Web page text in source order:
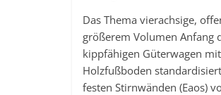
Das Thema vierachsige,
größerem Volumen Anfang
kippfähigen Güterwagen
Holzfußboden
festen Stirnwänden (Eaos)